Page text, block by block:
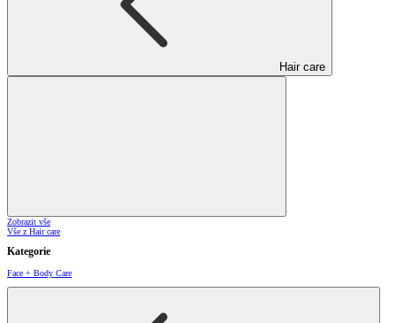
Hair care
Zobrazit vše
Vše z Hair care
Kategorie
Face + Body Care